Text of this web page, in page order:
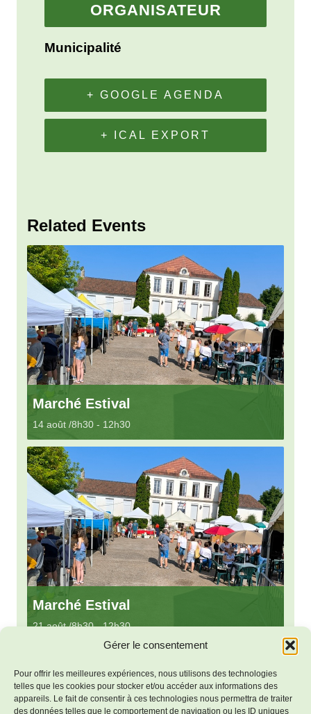
Gérer le consentement
Pour offrir les meilleures expériences, nous utilisons des technologies
telles que les cookies pour stocker et/ou accéder aux informations des
appareils. Le fait de consentir à ces technologies nous permettra de traiter
des données telles que le comportement de navigation ou les ID uniques
ORGANISATEUR
Municipalité
+ GOOGLE AGENDA
+ ICAL EXPORT
Related Events
Marché Estival
14 août /8h30 - 12h30
Marché Estival
21 août /8h30-12h30
« Marché Estival Soirée Années 80 »